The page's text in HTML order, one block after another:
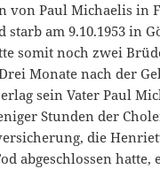
von Paul Michaelis in
starb am 9.10.1953 in
somit noch zwei
Monate nach der
erlag sein Vater Paul
Stunden der
die
abgeschlossen hatte,